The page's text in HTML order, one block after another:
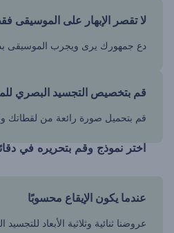
لا تقصر الإبهار على الموسيقى
دع جمهورك يرى ويجرب الموسيقى
قم بتخصيص التجسيد البصري
قم بتحميل صورة رائعة من لقطاتك
اختر نموذج وقم بتحريره في
عندما يكون الإيقاع محسوبًا
عروضنا ثنائية وثلاثية الأبعاد